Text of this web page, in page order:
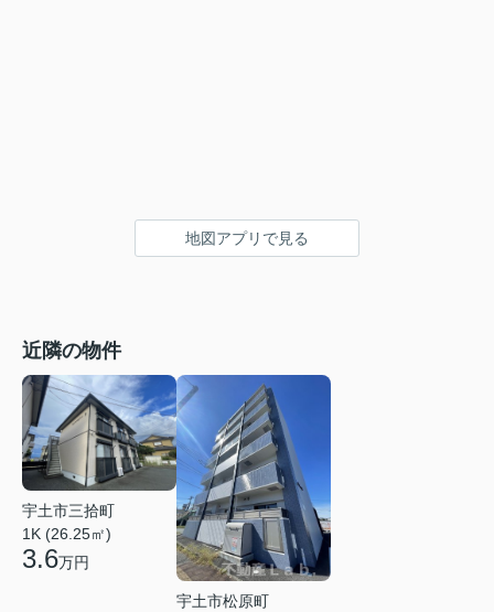
地図アプリで見る
近隣の物件
宇土市三拾町
1K (26.25㎡)
3.6万円
宇土市松原町